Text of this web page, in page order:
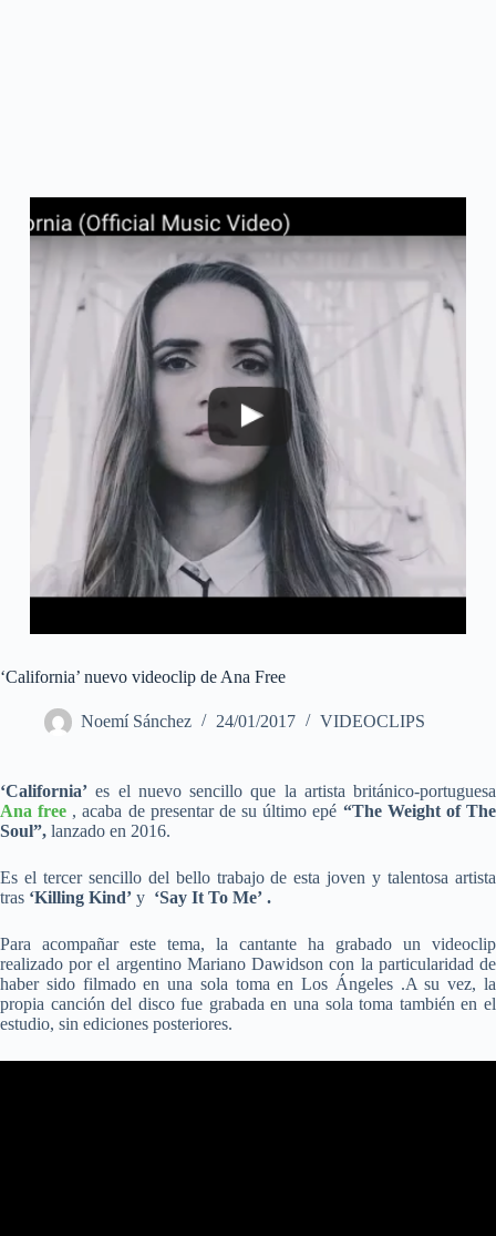
‘California’ nuevo videoclip de Ana Free
Noemí Sánchez 24/01/2017 VIDEOCLIPS
‘California’ es el nuevo sencillo que la artista británico-portuguesa
Ana free , acaba de presentar de su último epé “The Weight of The
Soul”, lanzado en 2016.
Es el tercer sencillo del bello trabajo de esta joven y talentosa artista
tras ‘Killing Kind’ y ‘Say It To Me’ .
Para acompañar este tema, la cantante ha grabado un videoclip
realizado por el argentino Mariano Dawidson con la particularidad de
haber sido filmado en una sola toma en Los Ángeles .A su vez, la
propia canción del disco fue grabada en una sola toma también en el
estudio, sin ediciones posteriores.